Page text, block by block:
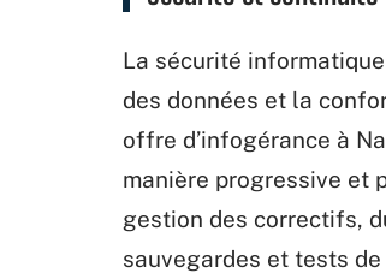
La sécurité
des données et la
offre d’infogérance à
manière progressive et
gestion des correctifs,
sauvegardes et tests